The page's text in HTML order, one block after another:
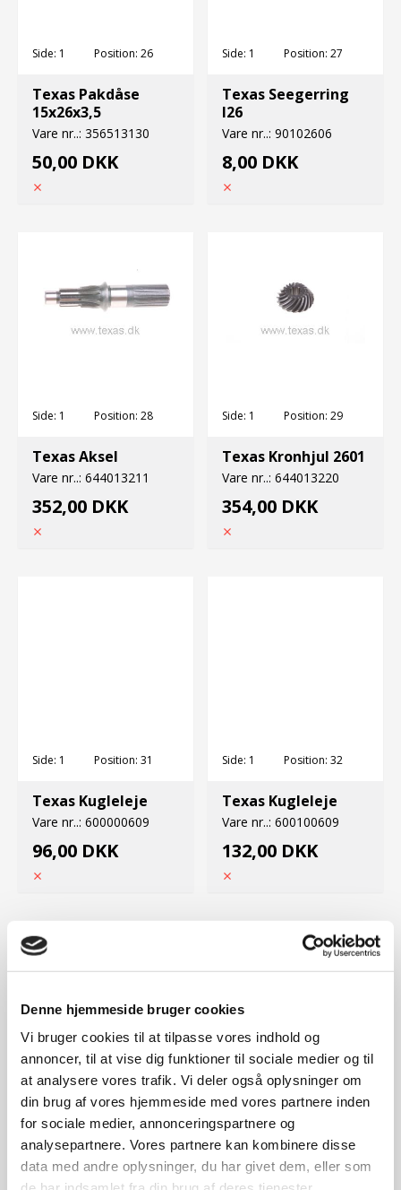
Denne hjemmeside bruger cookies
Vi bruger cookies til at tilpasse vores indhold og
annoncer, til at vise dig funktioner til sociale medier og til
at analysere vores trafik. Vi deler også oplysninger om
din brug af vores hjemmeside med vores partnere inden
for sociale medier, annonceringspartnere og
analysepartnere. Vores partnere kan kombinere disse
data med andre oplysninger, du har givet dem, eller som
Side: 1 Position: 26
Texas Pakdåse
15x26x3,5
Vare nr..: 356513130
50,00 DKK
Side: 1 Position: 27
Texas Seegerring
I26
Vare nr..: 90102606
8,00 DKK
Side: 1 Position: 28
Texas Aksel
Vare nr..: 644013211
352,00 DKK
Side: 1 Position: 29
Texas Kronhjul 2601
Vare nr..: 644013220
354,00 DKK
Side: 1 Position: 31
Texas Kugleleje
Vare nr..: 600000609
96,00 DKK
Side: 1 Position: 32
Texas Kugleleje
Vare nr..: 600100609
132,00 DKK
Side: Position:
Vare nr..:
Side:1 Position:34
Texas Skive
Vare nr..: 0406502412